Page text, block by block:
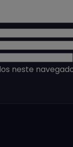
neste